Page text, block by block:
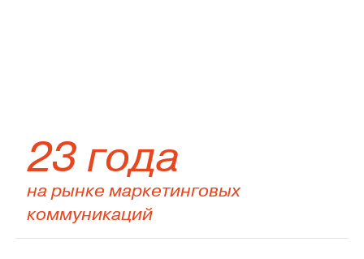
23 года
на рынке маркетинговых
коммуникаций